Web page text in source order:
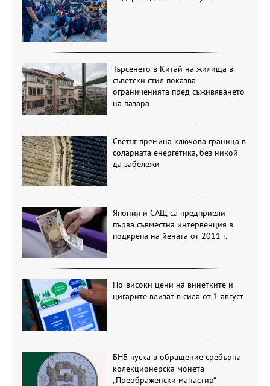
Търсенето в Китай на жилища в
съветски стил показва
ограниченията пред съживяването
на пазара
Светът премина ключова граница в
соларната енергетика, без никой
да забележи
Япония и САЩ са предприели
първа съвместна интервенция в
подкрепа на йената от 2011 г.
По-високи цени на винетките и
цигарите влизат в сила от 1 август
БНБ пуска в обращение сребърна
колекционерска монета
„Преображенски манастир“